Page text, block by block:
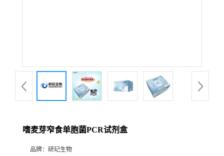
嗜麦芽窄食单胞菌PCR试剂盒
品牌： 研玘生物